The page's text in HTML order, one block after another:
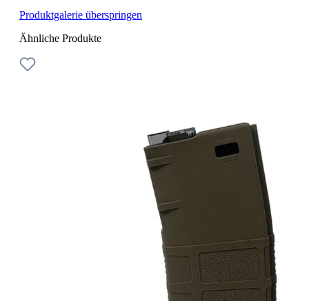
Produktgalerie überspringen
Ähnliche Produkte